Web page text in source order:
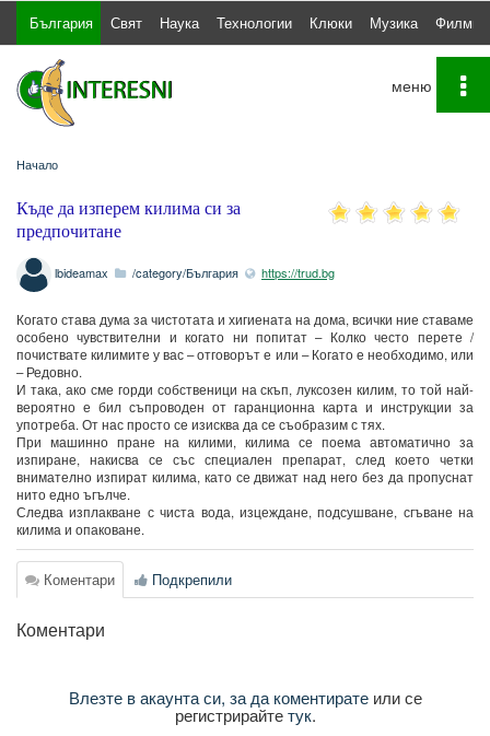
България Свят Наука Технологии Клюки Музика Филми
Начало
Къде да изперем килима си за
предпочитане
lbideamax /category/България https://trud.bg
Когато става дума за чистотата и хигиената на дома, всички ние ставаме
особено чувствителни и когато ни попитат – Колко често перете /
почиствате килимите у вас – отговорът е или – Когато е необходимо, или
– Редовно.
И така, ако сме горди собственици на скъп, луксозен килим, то той най-
вероятно е бил съпроводен от гаранционна карта и инструкции за
употреба. От нас просто се изисква да се съобразим с тях.
При машинно пране на килими, килима се поема автоматично за
изпиране, накисва се със специален препарат, след което четки
внимателно изпират килима, като се движат над него без да пропуснат
нито едно ъгълче.
Следва изплакване с чиста вода, изцеждане, подсушване, сгъване на
килима и опаковане.
Коментари Подкрепили
Коментари
Влезте в акаунта си, за да коментиратеили се
регистрирайтетук.